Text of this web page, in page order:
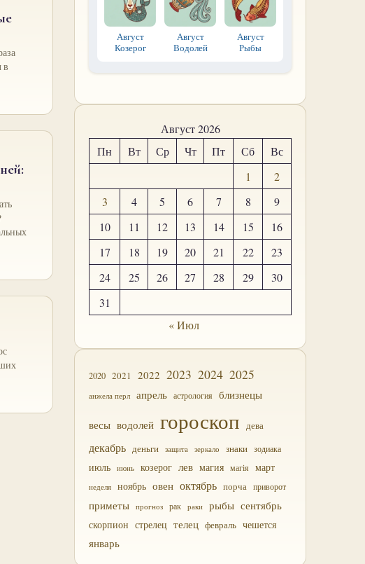
в
Август
Козерог
Август
Водолей
Август
Рыбы
Август 2026
Пн
Вт Ср Чт Пт Сб
Вс
1
2
3
4 5 6 7 8
9
10
11 12 13 14 15
16
17
18 19 20 21 22
23
24
25 26 27 28 29
30
31
« Июл
2020 2021 2022 2023 2024 2025
анжела перл апрель астрология близнецы
весы водолей гороскоп дева
декабрь деньги защита зеркало знаки зодиака
июль июнь козерог лев магия магія март
неделя ноябрь овен октябрь порча приворот
приметы прогноз рак раки рыбы сентябрь
скорпион стрелец телец февраль чешется
январь